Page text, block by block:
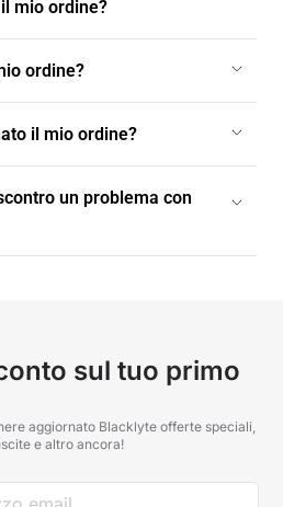
mio ordine?
ordine?
originale. Una volta approvato
informazioni, consulta la
e rimborso.
il mio ordine?
con un numero di tracciamento
così potrai facilmente
di essere a casa il giorno della
ordine.
un problema con
sul tuo primo
aggiornato Blacklyte offerte speciali,
e altro ancora!